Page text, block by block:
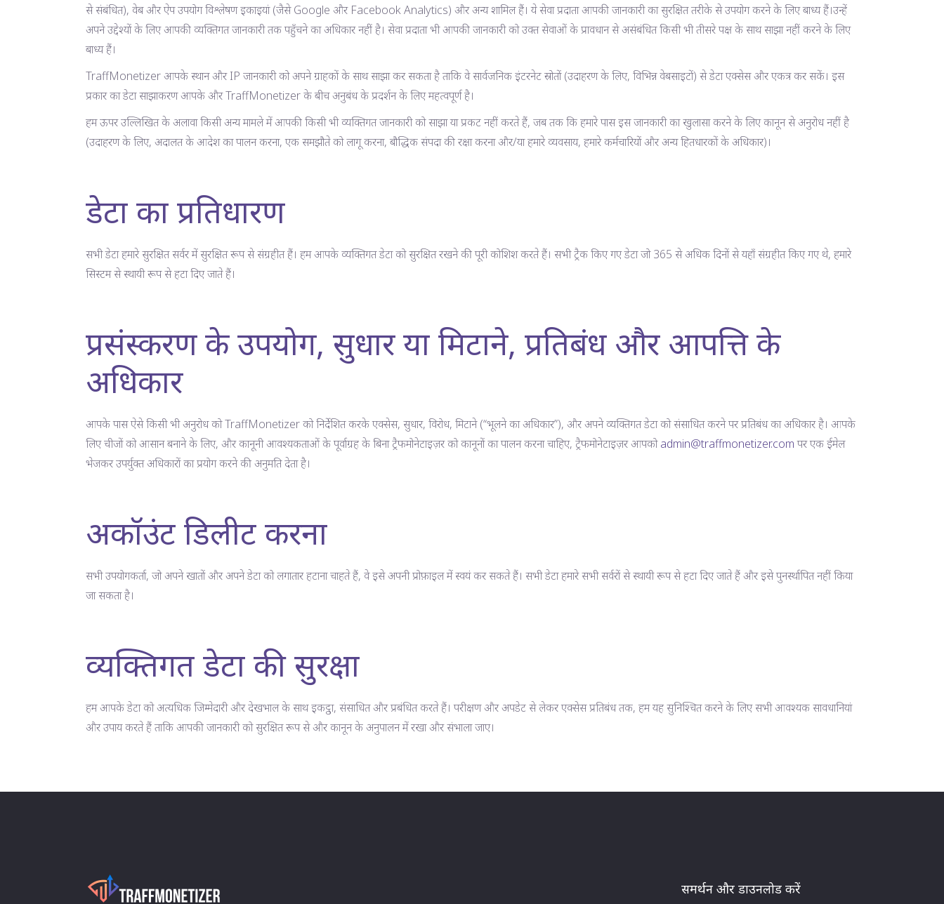
से संबंधित), वेब और ऐप उपयोग विश्लेषण इकाइयां (जैसे Google और Facebook Analytics) और अन्य शामिल हैं। ये सेवा प्रदाता आपकी जानकारी का सुरक्षित तरीके से उपयोग करने के लिए बाध्य हैं।उन्हें
अपने उद्देश्यों के लिए आपकी व्यक्तिगत जानकारी तक पहुँचने का अधिकार नहीं है। सेवा प्रदाता भी आपकी जानकारी को उक्त सेवाओं के प्रावधान से असंबंधित किसी भी तीसरे पक्ष के साथ साझा नहीं करने के लिए
बाध्य हैं।
TraffMonetizer आपके स्थान और IP जानकारी को अपने ग्राहकों के साथ साझा कर सकता है ताकि वे सार्वजनिक इंटरनेट स्रोतों (उदाहरण के लिए, विभिन्न वेबसाइटों) से डेटा एक्सेस और एकत्र कर सकें। इस
प्रकार का डेटा साझाकरण आपके और TraffMonetizer के बीच अनुबंध के प्रदर्शन के लिए महत्वपूर्ण है।
हम ऊपर उल्लिखित के अलावा किसी अन्य मामले में आपकी किसी भी व्यक्तिगत जानकारी को साझा या प्रकट नहीं करते हैं, जब तक कि हमारे पास इस जानकारी का खुलासा करने के लिए कानून से अनुरोध नहीं है
(उदाहरण के लिए, अदालत के आदेश का पालन करना, एक समझौते को लागू करना, बौद्धिक संपदा की रक्षा करना और/या हमारे व्यवसाय, हमारे कर्मचारियों और अन्य हितधारकों के अधिकार)।
डेटा का प्रतिधारण
सभी डेटा हमारे सुरक्षित सर्वर में सुरक्षित रूप से संग्रहीत हैं। हम आपके व्यक्तिगत डेटा को सुरक्षित रखने की पूरी कोशिश करते हैं। सभी ट्रैक किए गए डेटा जो 365 से अधिक दिनों से यहाँ संग्रहीत किए गए थे, हमारे
सिस्टम से स्थायी रूप से हटा दिए जाते हैं।
प्रसंस्करण के उपयोग, सुधार या मिटाने, प्रतिबंध और आपत्ति के
अधिकार
आपके पास ऐसे किसी भी अनुरोध को TraffMonetizer को निर्देशित करके एक्सेस, सुधार, विरोध, मिटाने (“भूलने का अधिकार”), और अपने व्यक्तिगत डेटा को संसाधित करने पर प्रतिबंध का अधिकार है। आपके
लिए चीजों को आसान बनाने के लिए, और कानूनी आवश्यकताओं के पूर्वाग्रह के बिना ट्रैफमोनेटाइज़र को कानूनों का पालन करना चाहिए, ट्रैफमोनेटाइज़र आपकोadmin@traffmonetizer.comपर एक ईमेल
भेजकर उपर्युक्त अधिकारों का प्रयोग करने की अनुमति देता है।
अकॉउंट डिलीट करना
सभी उपयोगकर्ता, जो अपने खातों और अपने डेटा को लगातार हटाना चाहते हैं, वे इसे अपनी प्रोफ़ाइल में स्वयं कर सकते हैं। सभी डेटा हमारे सभी सर्वरों से स्थायी रूप से हटा दिए जाते हैं और इसे पुनर्स्थापित नहीं किया
जा सकता है।
व्यक्तिगत डेटा की सुरक्षा
हम आपके डेटा को अत्यधिक जिम्मेदारी और देखभाल के साथ इकट्ठा, संसाधित और प्रबंधित करते हैं। परीक्षण और अपडेट से लेकर एक्सेस प्रतिबंध तक, हम यह सुनिश्चित करने के लिए सभी आवश्यक सावधानियां
और उपाय करते हैं ताकि आपकी जानकारी को सुरक्षित रूप से और कानून के अनुपालन में रखा और संभाला जाए।
समर्थन और डाउनलोड करें